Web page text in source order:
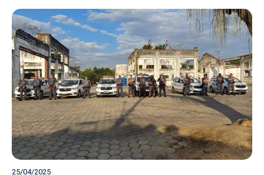
25/04/2025